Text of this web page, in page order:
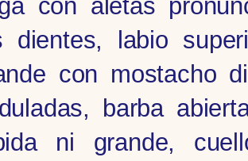
con aletas
dientes, labio
con mostacho
barba
ni grande,